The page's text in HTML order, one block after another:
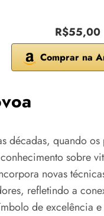
R$55,00
Comprar na
décadas, quando
sobre
novas
refletindo a
de excelência